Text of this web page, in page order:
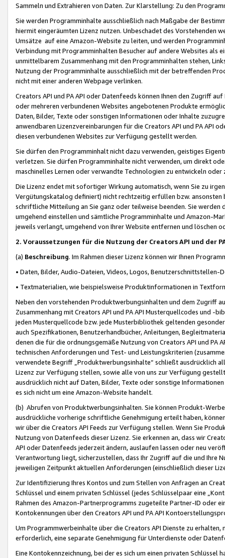
Sammeln und Extrahieren von Daten. Zur Klarstellung: Zu den
Sie werden Programminhalte ausschließlich nach Maßgabe der
hiermit eingeräumten Lizenz nutzen. Unbeschadet des Vorstehenden
Umsätze auf eine Amazon-Website zu leiten, und werden
Verbindung mit Programminhalten Besucher auf andere Websites als
unmittelbarem Zusammenhang mit den Programminhalten stehen,
Nutzung der Programminhalte ausschließlich mit der betreffenden
nicht mit einer anderen Webpage verlinken.
Creators API und PA API oder Datenfeeds können Ihnen den Zugriff
oder mehreren verbundenen Websites angebotenen Produkte
Daten, Bilder, Texte oder sonstigen Informationen oder Inhalte
anwendbaren Lizenzvereinbarungen für die Creators API und PA API
diesen verbundenen Websites zur Verfügung gestellt werden.
Sie dürfen den Programminhalt nicht dazu verwenden, geistiges
verletzen. Sie dürfen Programminhalte nicht verwenden, um direkt
maschinelles Lernen oder verwandte Technologien zu entwickeln
Die Lizenz endet mit sofortiger Wirkung automatisch, wenn Sie zu
Vergütungskatalog definiert) nicht rechtzeitig erfüllen bzw. ansonsten
schriftliche Mitteilung an Sie ganz oder teilweise beenden. Sie werden
umgehend einstellen und sämtliche Programminhalte und Amazon-
jeweils verlangt, umgehend von Ihrer Website entfernen und löschen
2. Voraussetzungen für die Nutzung der Creators API und der
(a) Beschreibung. Im Rahmen dieser Lizenz können wir Ihnen
• Daten, Bilder, Audio-Dateien, Videos, Logos, Benutzerschnittstellen-
• Textmaterialien, wie beispielsweise Produktinformationen in
Neben den vorstehenden Produktwerbungsinhalten und dem Zugriff
Zusammenhang mit Creators API und PA API Musterquellcodes und
jeden Musterquellcode bzw. jede Musterbibliothek geltenden
auch Spezifikationen, Benutzerhandbücher, Anleitungen,
denen die für die ordnungsgemäße Nutzung von Creators API und PA
technischen Anforderungen und Test- und Leistungskriterien
verwendete Begriff „Produktwerbungsinhalte“ schließt ausdrücklich
Lizenz zur Verfügung stellen, sowie alle von uns zur Verfügung
ausdrücklich nicht auf Daten, Bilder, Texte oder sonstige
es sich nicht um eine Amazon-Website handelt.
(b) Abrufen von Produktwerbungsinhalten. Sie können Produkt-
ausdrückliche vorherige schriftliche Genehmigung erteilt haben,
wir über die Creators API Feeds zur Verfügung stellen. Wenn Sie
Nutzung von Datenfeeds dieser Lizenz. Sie erkennen an, dass wir
API oder Datenfeeds jederzeit ändern, auslaufen lassen oder neu
Verantwortung liegt, sicherzustellen, dass Ihr Zugriff auf die und Ihre
jeweiligen Zeitpunkt aktuellen Anforderungen (einschließlich dieser
Zur Identifizierung Ihres Kontos und zum Stellen von Anfragen an
Schlüssel und einem privaten Schlüssel (jedes Schlüsselpaar eine
Rahmen des Amazon-Partnerprogramms zugeteilte Partner-ID oder
Kontokennungen über den Creators API und PA API
Um Programmwerbeinhalte über die Creators API Dienste zu
erforderlich, eine separate Genehmigung für Unterdienste oder
Eine Kontokennzeichnung, bei der es sich um einen privaten